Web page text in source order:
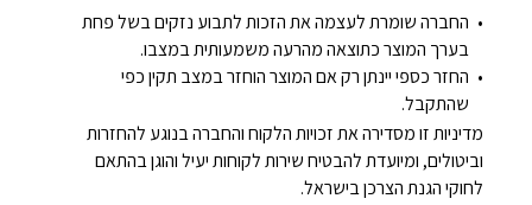
החברה שומרת לעצמה את הזכות לתבוע נזקים בשל פחת
בערך המוצר כתוצאה מהרעה משמעותית במצבו.
החזר כספי יינתן רק אם המוצר הוחזר במצב תקין כפי
שהתקבל.
מדיניות זו מסדירה את זכויות הלקוח והחברה בנוגע להחזרות
וביטולים, ומיועדת להבטיח שירות לקוחות יעיל והוגן בהתאם
לחוקי הגנת הצרכן בישראל.